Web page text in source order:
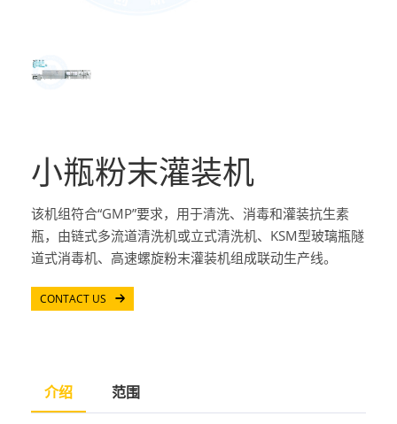
小瓶粉末灌装机
该机组符合“GMP”要求，用于清洗、消毒和灌装抗生素
瓶，由链式多流道清洗机或立式清洗机、KSM型玻璃瓶隧
道式消毒机、高速螺旋粉末灌装机组成联动生产线。
CONTACT US
介绍 范围